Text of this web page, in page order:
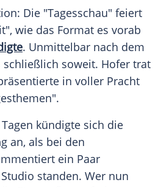
Die "Tagesschau" feiert
wie das Format es vorab
. Unmittelbar nach dem
schließlich soweit. Hofer trat
in voller Pracht
kündigte sich die
an, als bei den
ein Paar
standen. Wer nun